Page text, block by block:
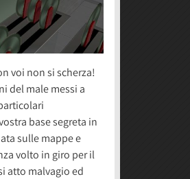
voi non si scherza!
del male messi a
base segreta in
sulle mappe e
volto in giro per il
atto malvagio ed